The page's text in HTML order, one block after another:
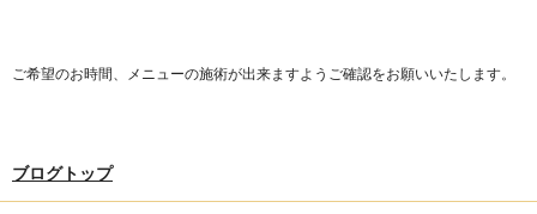
ご希望のお時間、メニューの施術が出来ますようご確認をお願いいたします。
ブログトップ